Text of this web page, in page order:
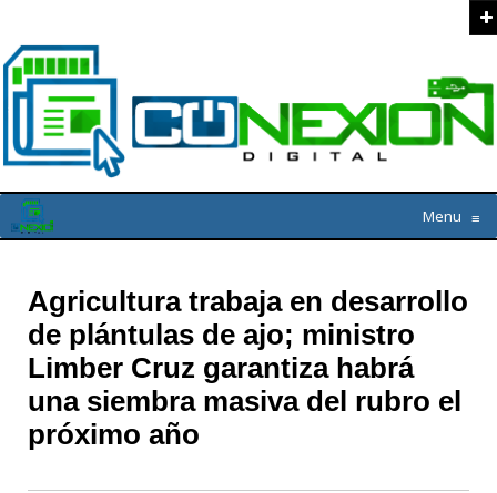
Menu ≡
Agricultura trabaja en desarrollo
de plántulas de ajo; ministro
Limber Cruz garantiza habrá
una siembra masiva del rubro el
próximo año